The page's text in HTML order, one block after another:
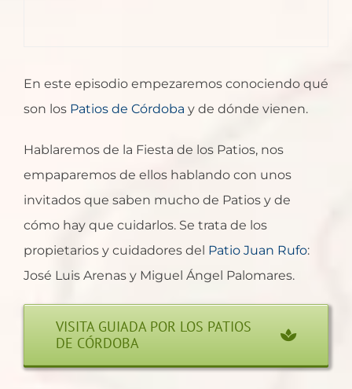
En este episodio empezaremos conociendo qué
son los Patios de Córdoba y de dónde vienen.
Hablaremos de la Fiesta de los Patios, nos
empaparemos de ellos hablando con unos
invitados que saben mucho de Patios y de
cómo hay que cuidarlos. Se trata de los
propietarios y cuidadores del Patio Juan Rufo:
José Luis Arenas y Miguel Ángel Palomares.
VISITA GUIADA POR LOS PATIOS
DE CÓRDOBA